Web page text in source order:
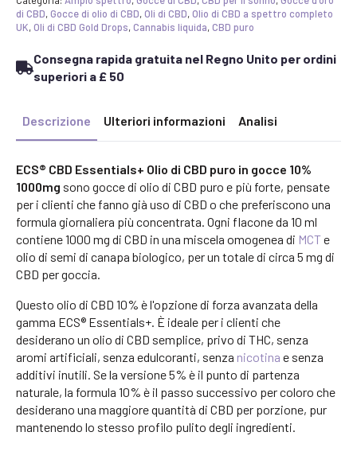
CBD
puro
10%
(1000mg)
quantità
di CBD,Gocce di olio di CBD,Oli di CBD,Olio di CBD a spettro completo
UK,Oli di CBD Gold Drops,Cannabis liquida,CBD puro
Consegna rapida gratuita nel Regno Unito per ordini
superiori a £ 50
Descrizione Ulteriori informazioni Analisi
ECS® CBD Essentials+ Olio di CBD puro in gocce 10%
1000mg sono gocce di olio di CBD puro e più forte, pensate
per i clienti che fanno già uso di CBD o che preferiscono una
formula giornaliera più concentrata. Ogni flacone da 10 ml
contiene 1000 mg di CBD in una miscela omogenea di MCTe
olio di semi di canapa biologico, per un totale di circa 5 mg di
CBD per goccia.
Questo olio di CBD 10% è l'opzione di forza avanzata della
gamma ECS® Essentials+. È ideale per i clienti che
desiderano un olio di CBD semplice, privo di THC, senza
aromi artificiali, senza edulcoranti, senza nicotina e senza
additivi inutili. Se la versione 5% è il punto di partenza
naturale, la formula 10% è il passo successivo per coloro che
desiderano una maggiore quantità di CBD per porzione, pur
mantenendo lo stesso profilo pulito degli ingredienti.